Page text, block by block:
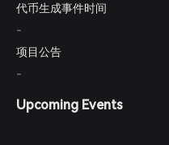
代币生成事件时间
-
项目公告
-
Upcoming Events